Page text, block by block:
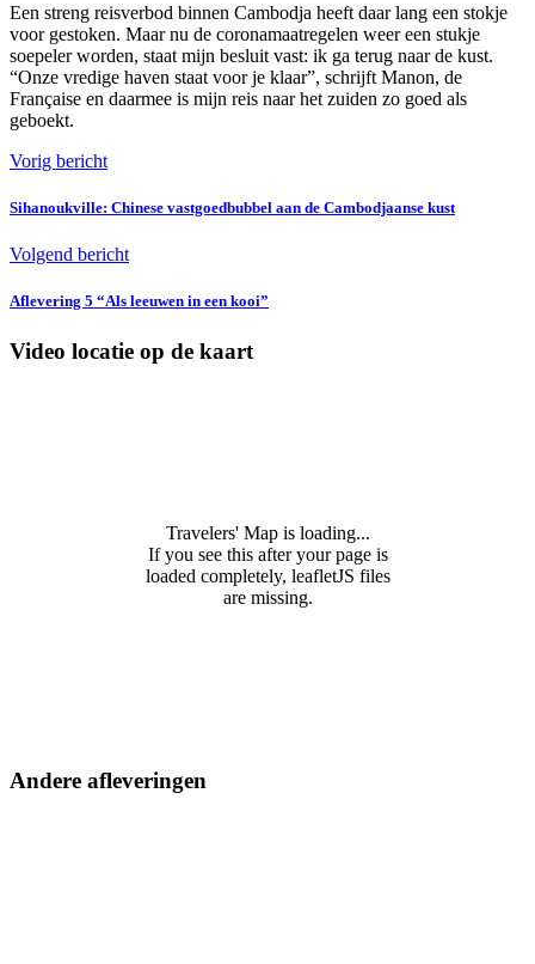
Een streng reisverbod binnen Cambodja heeft daar lang een stokje
voor gestoken. Maar nu de coronamaatregelen weer een stukje
soepeler worden, staat mijn besluit vast: ik ga terug naar de kust.
“Onze vredige haven staat voor je klaar”, schrijft Manon, de
Française en daarmee is mijn reis naar het zuiden zo goed als
geboekt.
Vorig bericht
Sihanoukville: Chinese vastgoedbubbel aan de Cambodjaanse kust
Volgend bericht
Aflevering 5 “Als leeuwen in een kooi”
Video locatie op de kaart
Travelers' Map is loading...
If you see this after your page is
loaded completely, leafletJS files
are missing.
Andere afleveringen